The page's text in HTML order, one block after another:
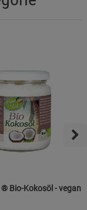
Kopp Vital ® Bio-Kokosöl - vegan